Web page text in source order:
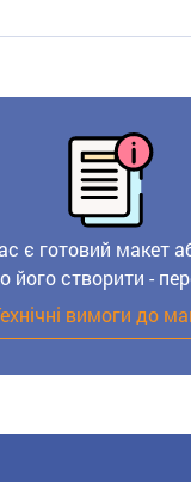
є готовий макет
його створити -
вимоги до